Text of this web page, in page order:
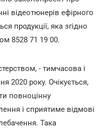
відеотюнерів ефірного
продукції, яка згідно
8528 71 19 00.
- тимчасова і
2020 року. Очікується,
повноцінну
і сприятиме відмові
Така